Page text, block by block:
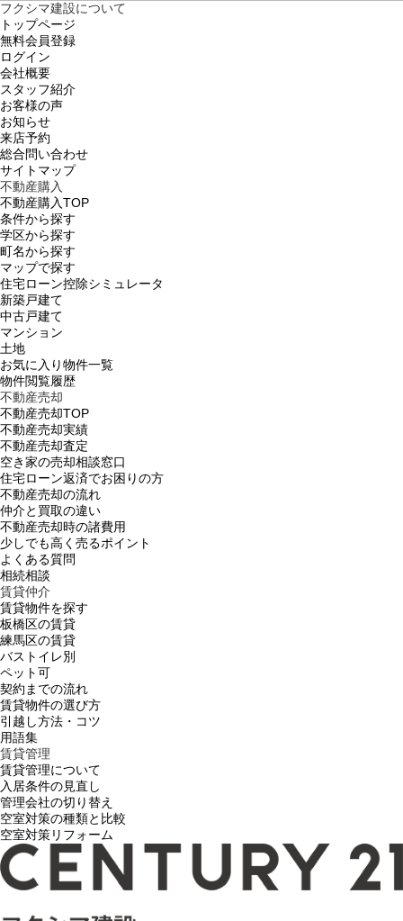
フクシマ建設について
トップページ
無料会員登録
ログイン
会社概要
スタッフ紹介
お客様の声
お知らせ
来店予約
総合問い合わせ
サイトマップ
不動産購入
不動産購入TOP
条件から探す
学区から探す
町名から探す
マップで探す
住宅ローン控除シミュレータ
新築戸建て
中古戸建て
マンション
土地
お気に入り物件一覧
物件閲覧履歴
不動産売却
不動産売却TOP
不動産売却実績
不動産売却査定
空き家の売却相談窓口
住宅ローン返済でお困りの方
不動産売却の流れ
仲介と買取の違い
不動産売却時の諸費用
少しでも高く売るポイント
よくある質問
相続相談
賃貸仲介
賃貸物件を探す
板橋区の賃貸
練馬区の賃貸
バストイレ別
ペット可
契約までの流れ
賃貸物件の選び方
引越し方法・コツ
用語集
賃貸管理
賃貸管理について
入居条件の見直し
管理会社の切り替え
空室対策の種類と比較
空室対策リフォーム